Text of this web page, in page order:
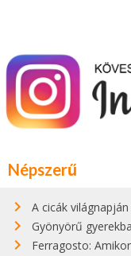
Népszerű
A cicák világnapján
Gyönyörű gyerekbarát
Ferragosto: